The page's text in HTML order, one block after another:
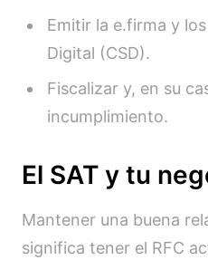
Emitir la e.firma y
Digital (CSD).
Fiscalizar y, en su
incumplimiento.
El SAT y tu
Mantener una buena
significa tener el RFC